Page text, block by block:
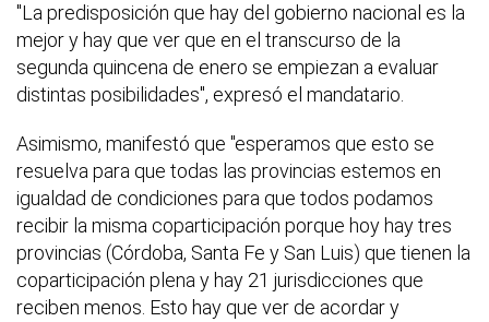
"La predisposición que hay del gobierno nacional es la
mejor y hay que ver que en el transcurso de la
segunda quincena de enero se empiezan a evaluar
distintas posibilidades", expresó el mandatario.
Asimismo, manifestó que "esperamos que esto se
resuelva para que todas las provincias estemos en
igualdad de condiciones para que todos podamos
recibir la misma coparticipación porque hoy hay tres
provincias (Córdoba, Santa Fe y San Luis) que tienen la
coparticipación plena y hay 21 jurisdicciones que
reciben menos. Esto hay que ver de acordar y